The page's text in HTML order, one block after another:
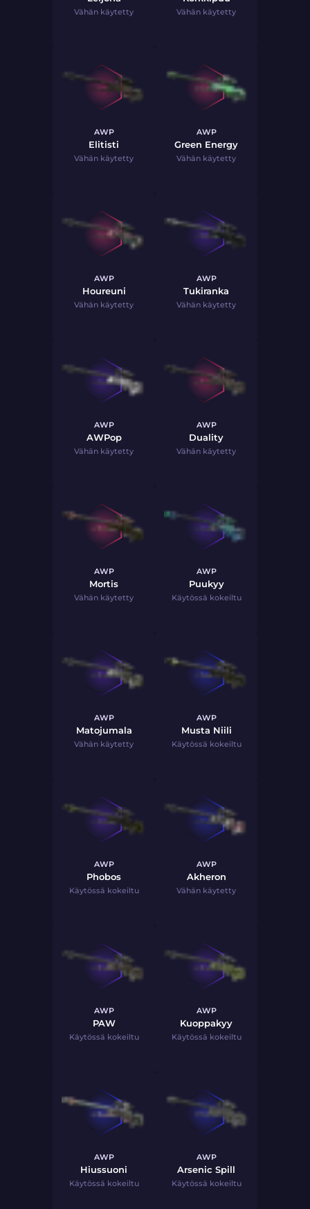
Vähän käytetty Vähän käytetty
AWP
Elitisti
Vähän käytetty
AWP
Green Energy
Vähän käytetty
AWP
Houreuni
Vähän käytetty
AWP
Tukiranka
Vähän käytetty
AWP
AWPop
Vähän käytetty
AWP
Duality
Vähän käytetty
AWP
Mortis
Vähän käytetty
AWP
Puukyy
Käytössä kokeiltu
AWP
Matojumala
Vähän käytetty
AWP
Musta Niili
Käytössä kokeiltu
AWP
Phobos
Käytössä kokeiltu
AWP
Akheron
Vähän käytetty
AWP
PAW
Käytössä kokeiltu
AWP
Kuoppakyy
Käytössä kokeiltu
AWP
Hiussuoni
Käytössä kokeiltu
AWP
Arsenic Spill
Käytössä kokeiltu